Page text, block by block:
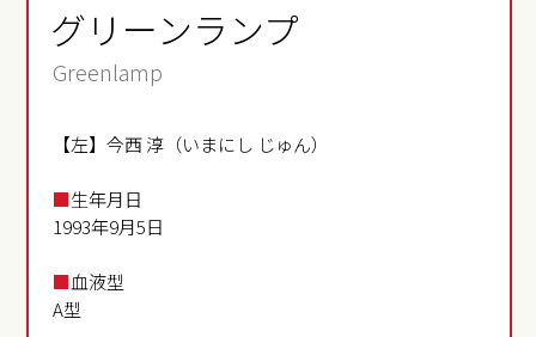
グリーンランプ
Greenlamp
【左】今西 淳（いまにし じゅん）
■生年月日
1993年9月5日
■血液型
A型